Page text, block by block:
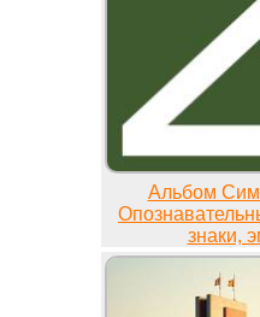
Альбом
знаки,